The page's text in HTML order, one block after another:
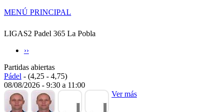
MENÚ PRINCIPAL
LIGAS2 Padel 365 La Pobla
››
Partidas abiertas
Pádel - (4,25 - 4,75)
08/08/2026 - 9:30 a 11:00
Ver más